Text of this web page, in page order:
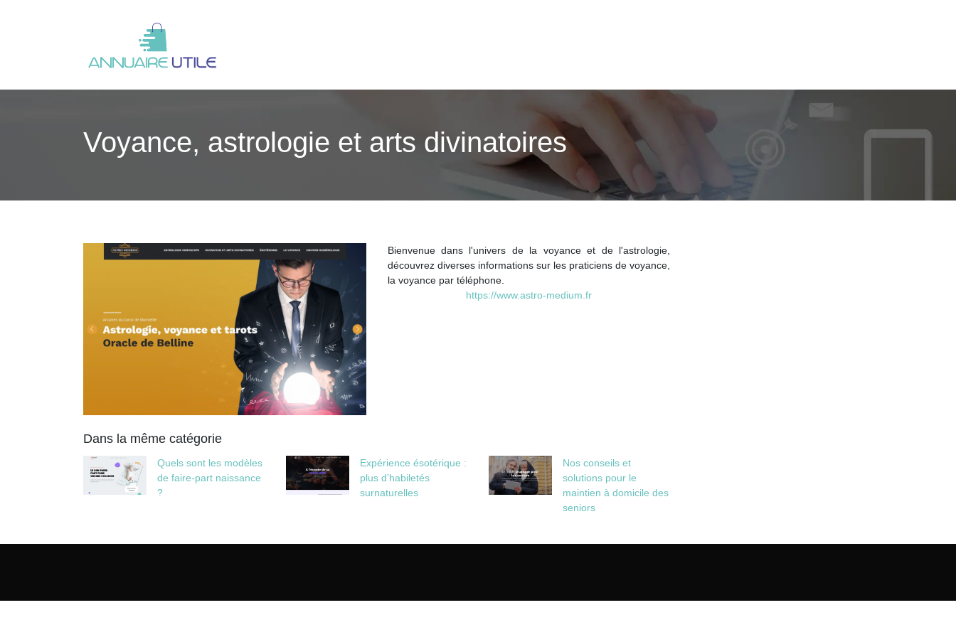
Voyance, astrologie et arts divinatoires
Bienvenue dans l'univers de la voyance et de l'astrologie,
découvrez diverses informations sur les praticiens de voyance,
la voyance par téléphone.
https://www.astro-medium.fr
Dans la même catégorie
Quels sont les modèles
de faire-part naissance
?
Expérience ésotérique :
plus d’habiletés
surnaturelles
Nos conseils et
solutions pour le
maintien à domicile des
seniors